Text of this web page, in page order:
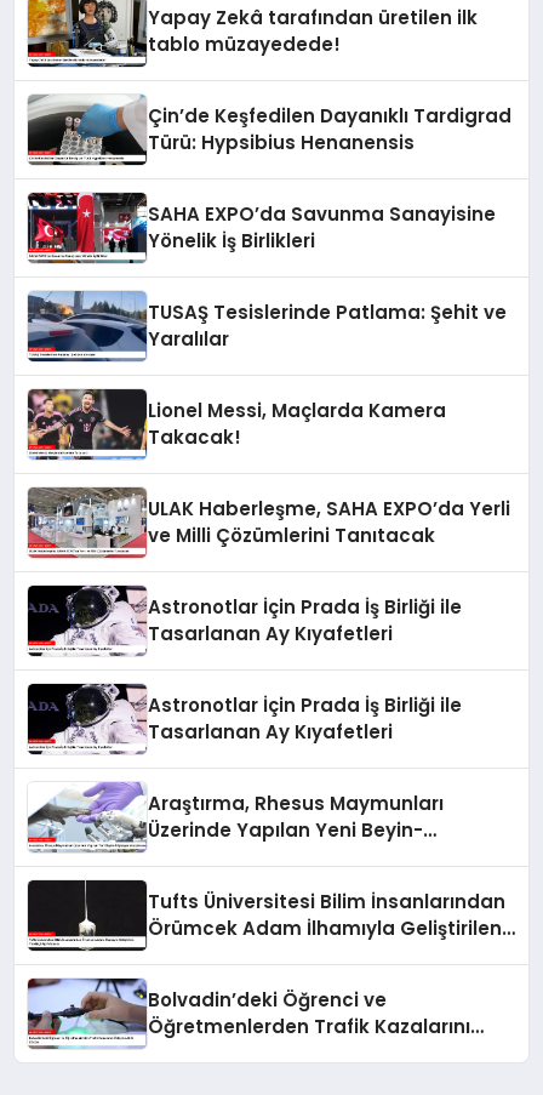
Yapay Zekâ tarafından üretilen ilk
tablo müzayedede!
Çin’de Keşfedilen Dayanıklı Tardigrad
Türü: Hypsibius Henanensis
SAHA EXPO’da Savunma Sanayisine
Yönelik İş Birlikleri
TUSAŞ Tesislerinde Patlama: Şehit ve
Yaralılar
Lionel Messi, Maçlarda Kamera
Takacak!
ULAK Haberleşme, SAHA EXPO’da Yerli
ve Milli Çözümlerini Tanıtacak
Astronotlar İçin Prada İş Birliği ile
Tasarlanan Ay Kıyafetleri
Astronotlar İçin Prada İş Birliği ile
Tasarlanan Ay Kıyafetleri
Araştırma, Rhesus Maymunları
Üzerinde Yapılan Yeni Beyin-
Tufts Üniversitesi Bilim İnsanlarından
Örümcek Adam İlhamıyla Geliştirilen
Bolvadin’deki Öğrenci ve
Öğretmenlerden Trafik Kazalarını